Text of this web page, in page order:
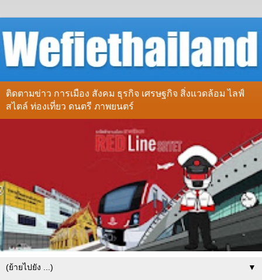
ติดตามข่าว การเมือง สังคม ธุรกิจ เศรษฐกิจ สิ่งแวดล้อม ไลฟ์
สไตล์ ท่องเที่ยว ดนตรี ภาพยนตร์
▼